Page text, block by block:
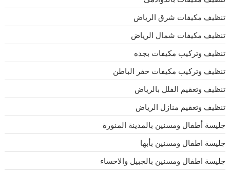
تنظيف مكيفات شرق الرياض
تنظيف مكيفات شمال الرياض
تنظيف وتركيب مكيفات بجده
تنظيف وتركيب مكيفات حفر الباطن
تنظيف وتعقيم الفلل بالرياض
تنظيف وتعقيم منازل الرياض
جليسة أطفال ومسنين بالمدينة المنورة
جليسة اطفال ومسنين بأبها
جليسة اطفال ومسنين بالجبيل والاحساء